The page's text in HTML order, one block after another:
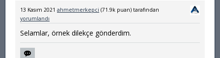
13 Kasım 2021 ahmetmerkepci (71.9k puan) tarafından
yorumlandı
Selamlar, örnek dilekçe gönderdim.